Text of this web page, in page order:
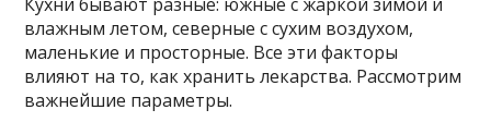
влажным летом, северные с сухим воздухом,
маленькие и просторные. Все эти факторы
влияют на то, как хранить лекарства. Рассмотрим
важнейшие параметры.